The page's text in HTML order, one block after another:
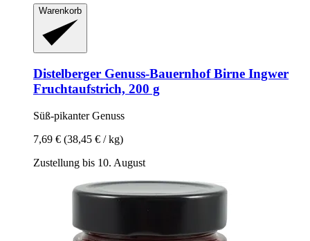
Warenkorb
Distelberger Genuss-BauernhofBirne Ingwer
Fruchtaufstrich, 200 g
Süß-​pikanter Genuss
7,69 € (38,45 € / kg)
Zustellung bis 10. August